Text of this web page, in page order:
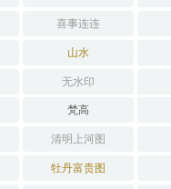
喜事连连
山水
无水印
梵高
清明上河图
牡丹富贵图